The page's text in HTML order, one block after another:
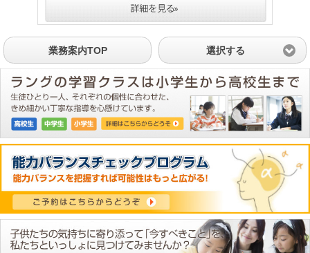
業務案内TOP 選択する